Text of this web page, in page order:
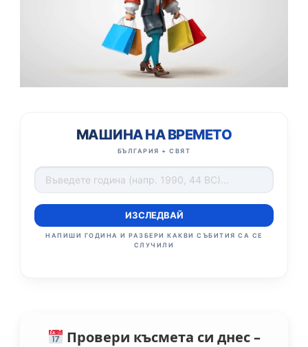
МАШИНА НА ВРЕМЕТО
БЪЛГАРИЯ + СВЯТ
ИЗСЛЕДВАЙ
НАПИШИ ГОДИНА И РАЗБЕРИ КАКВИ СЪБИТИЯ СА СЕ
СЛУЧИЛИ
Провери късмета си днес –